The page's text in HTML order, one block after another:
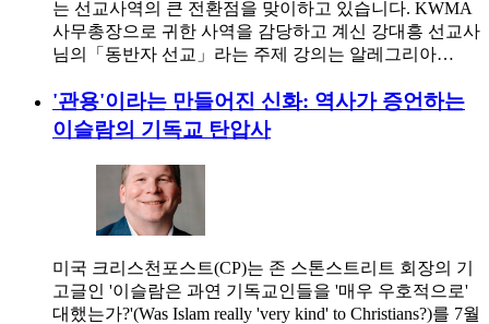
는 선교사역의 큰 전환점을 맞이하고 있습니다. KWMA
사무총장으로 귀한 사역을 감당하고 계신 강대흥 선교사
님의「동반자 선교」라는 주제 강의는 알레그리아…
'관용'이라는 만들어진 신화: 역사가 증언하는
이슬람의 기독교 탄압사
미국 크리스천포스트(CP)는 존 스톤스트리트 회장의 기
고글인 '이슬람은 과연 기독교인들을 '매우 우호적으로'
대했는가?'(Was Islam really 'very kind' to Christians?)를 7월